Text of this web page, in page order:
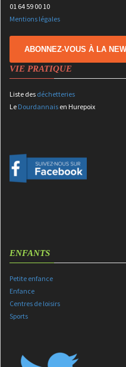
01 64 59 00 10
Mentions légales
ABONNEZ-VOUS À LA
VIE PRATIQUE
Liste des déchetteries
Le Dourdannais en Hurepoix
ENFANTS
Petite enfance
Enfance
Centres de loisirs
Sports